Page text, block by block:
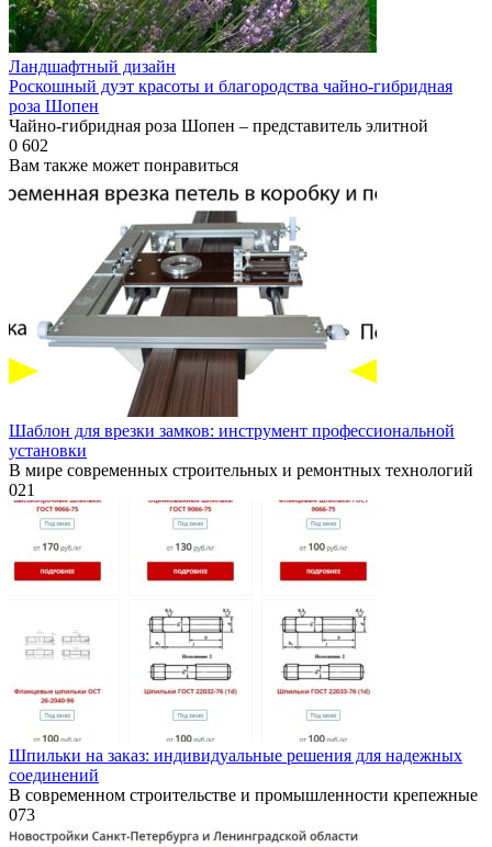
Ландшафтный дизайн
Роскошный дуэт красоты и благородства чайно-гибридная
роза Шопен
Чайно-гибридная роза Шопен – представитель элитной
0 602
Вам также может понравиться
Шаблон для врезки замков: инструмент профессиональной
установки
В мире современных строительных и ремонтных технологий
021
Шпильки на заказ: индивидуальные решения для надежных
соединений
В современном строительстве и промышленности крепежные
073